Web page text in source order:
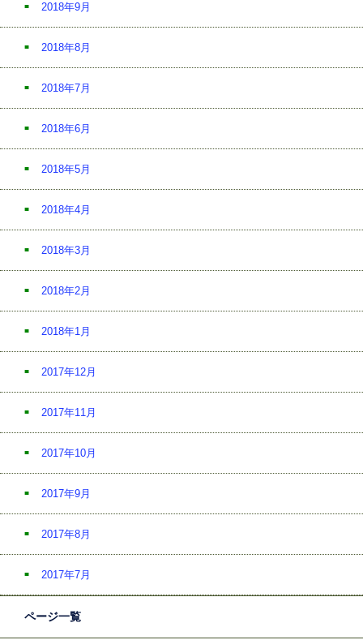
2018年9月
2018年8月
2018年7月
2018年6月
2018年5月
2018年4月
2018年3月
2018年2月
2018年1月
2017年12月
2017年11月
2017年10月
2017年9月
2017年8月
2017年7月
ページ一覧